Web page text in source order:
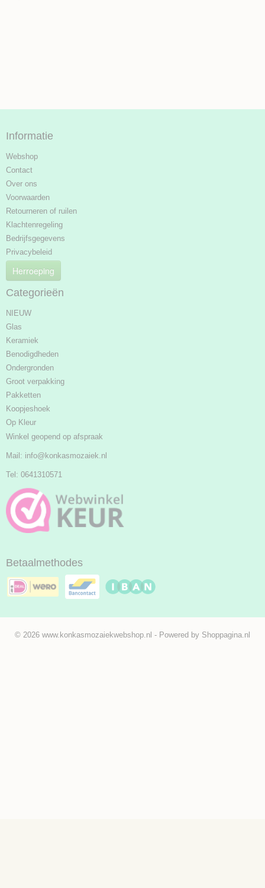
Informatie
Webshop
Contact
Over ons
Voorwaarden
Retourneren of ruilen
Klachtenregeling
Bedrijfsgegevens
Privacybeleid
Herroeping
Categorieën
NIEUW
Glas
Keramiek
Benodigdheden
Ondergronden
Groot verpakking
Pakketten
Koopjeshoek
Op Kleur
Winkel geopend op afspraak
Mail: info@konkasmozaiek.nl
Tel: 0641310571
Betaalmethodes
© 2026 www.konkasmozaiekwebshop.nl - Powered by Shoppagina.nl